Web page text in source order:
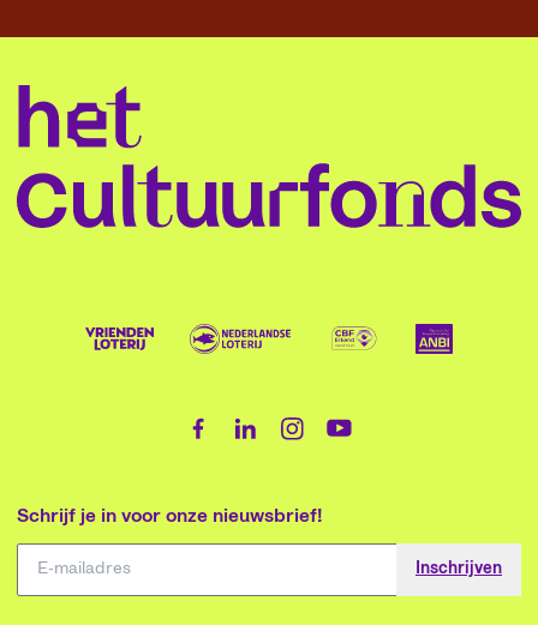
Schrijf je in voor onze nieuwsbrief!